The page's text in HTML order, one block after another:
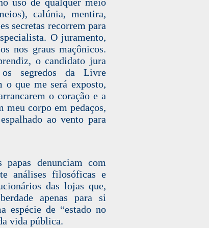
calúnia, mentira,
secretas recorrem para
O juramento,
nos graus maçônicos.
o candidato jura
segredos da Livre
o que me será exposto,
o coração e a
meu corpo em pedaços,
ao vento para
denunciam com
análises filosóficas e
das lojas que,
apenas para si
espécie de “estado no
vida pública.